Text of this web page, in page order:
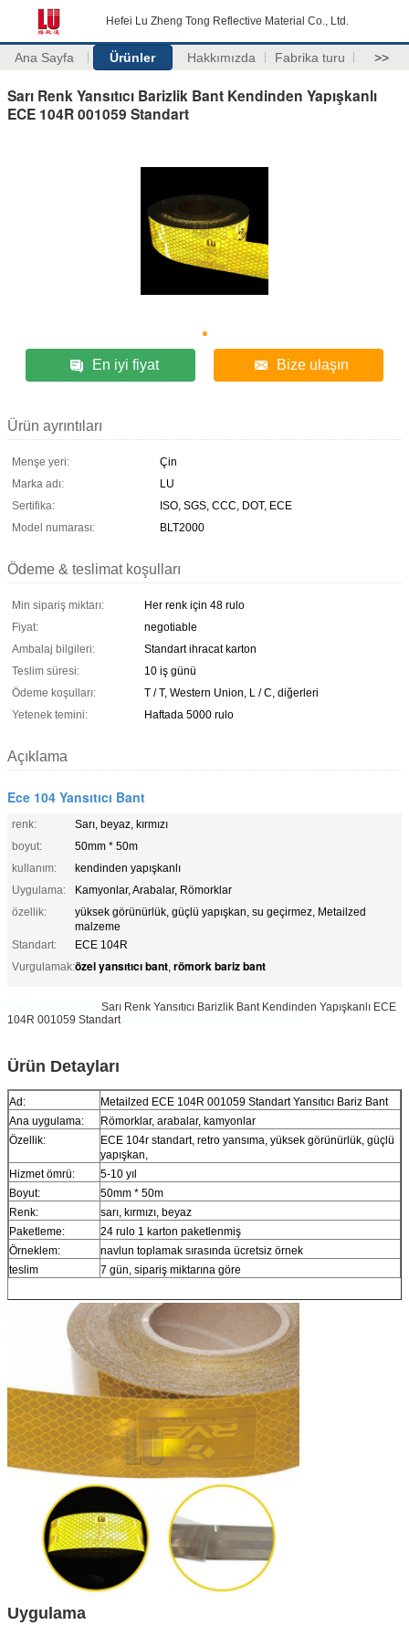
Hefei Lu Zheng Tong Reflective Material Co., Ltd.
Ana Sayfa Ürünler Hakkımızda Fabrika turu >>
Sarı Renk Yansıtıcı Barizlik Bant Kendinden Yapışkanlı
ECE 104R 001059 Standart
En iyi fiyat Bize ulaşın
Ürün ayrıntıları
Menşe yeri:
Çin
Marka adı:
LU
Sertifika:
ISO, SGS, CCC, DOT, ECE
Model numarası:
BLT2000
Ödeme & teslimat koşulları
Min sipariş miktarı:
Her renk için 48 rulo
Fiyat:
negotiable
Ambalaj bilgileri:
Standart ihracat karton
Teslim süresi:
10 iş günü
Ödeme koşulları:
T / T, Western Union, L / C, diğerleri
Yetenek temini:
Haftada 5000 rulo
Açıklama
Ece 104 Yansıtıcı Bant
renk:
Sarı, beyaz, kırmızı
boyut:
50mm * 50m
kullanım:
kendinden yapışkanlı
Uygulama:
Kamyonlar, Arabalar, Römorklar
özellik:
yüksek görünürlük, güçlü yapışkan, su geçirmez, Metailzed
malzeme
Standart:
ECE 104R
Vurgulamak:özel yansıtıcı bant, römork bariz bant
Sarı Renk Yansıtıcı Barizlik Bant Kendinden Yapışkanlı ECE
104R 001059 Standart001059 Standart Yansıtıcı Bariz Bant
Ürün Detayları
Ad:
Metailzed ECE 104R 001059 Standart Yansıtıcı Bariz Bant
Ana uygulama:
Römorklar, arabalar, kamyonlar
Özellik:
ECE 104r standart, retro yansıma, yüksek görünürlük, güçlü
yapışkan,
Hizmet ömrü:
5-10 yıl
Boyut:
50mm * 50m
Renk:
sarı, kırmızı, beyaz
Paketleme:
24 rulo 1 karton paketlenmiş
Örneklem:
navlun toplamak sırasında ücretsiz örnek
teslim
7 gün, sipariş miktarına göre
Uygulama